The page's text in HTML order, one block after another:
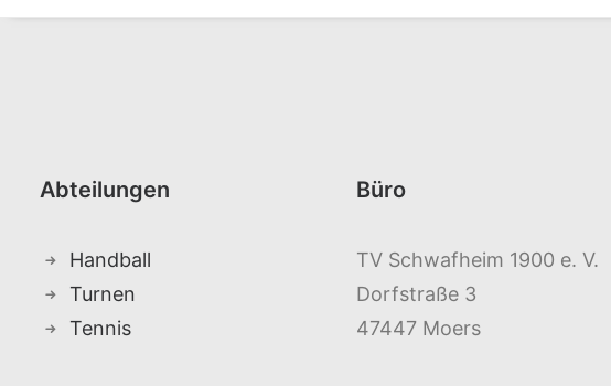
Abteilungen
Handball
Turnen
Tennis
Büro
TV Schwafheim 1900 e. V.
Dorfstraße 3
47447 Moers